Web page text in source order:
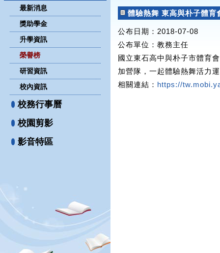
最新消息
獎助學金
升學資訊
榮譽榜
研習資訊
校內資訊
校務行事曆
校園剪影
影音特區
體驗熱舞 東高與朴子體育
公布日期：2018-07-08
公布單位 ：教務主任
國立東石高中與朴子市體育
加營隊，一起體驗熱舞活力
相關連結： https://